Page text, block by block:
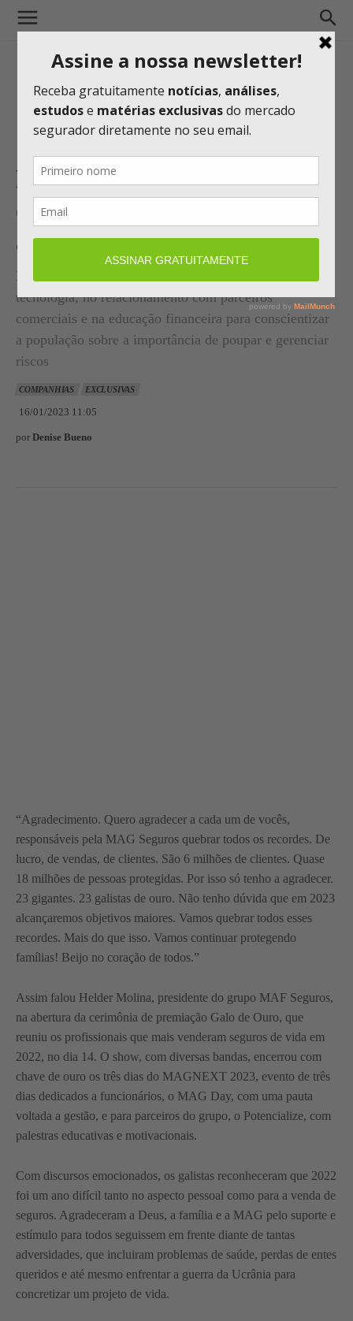
MAG Seguros bateu recorde
de lucro em 2022 e prevê
avançar 30% em 2023
Para atingir metas, seguradora centenária investe em
tecnologia, no relacionamento com parceiros
comerciais e na educação financeira para conscientizar
a população sobre a importância de poupar e gerenciar
riscos
COMPANHIAS EXCLUSIVAS
16/01/2023 11:05
por Denise Bueno
“Agradecimento. Quero agradecer a cada um de vocês,
responsáveis pela MAG Seguros quebrar todos os recordes. De
lucro, de vendas, de clientes. São 6 milhões de clientes. Quase
18 milhões de pessoas protegidas. Por isso só tenho a agradecer.
23 gigantes. 23 galistas de ouro. Não tenho dúvida que em 2023
alcançaremos objetivos maiores. Vamos quebrar todos esses
recordes. Mais do que isso. Vamos continuar protegendo
famílias! Beijo no coração de todos.”
Assim falou Helder Molina, presidente do grupo MAF Seguros,
na abertura da cerimônia de premiação Galo de Ouro, que
reuniu os profissionais que mais venderam seguros de vida em
2022, no dia 14. O show, com diversas bandas, encerrou com
chave de ouro os três dias do MAGNEXT 2023, evento de três
dias dedicados a funcionários, o MAG Day, com uma pauta
voltada a gestão, e para parceiros do grupo, o Potencialize, com
palestras educativas e motivacionais.
Com discursos emocionados, os galistas reconheceram que 2022
foi um ano difícil tanto no aspecto pessoal como para a venda de
seguros. Agradeceram a Deus, a família e a MAG pelo suporte e
estímulo para todos seguissem em frente diante de tantas
adversidades, que incluiram problemas de saúde, perdas de entes
queridos e até mesmo enfrentar a guerra da Ucrânia para
concretizar um projeto de vida.